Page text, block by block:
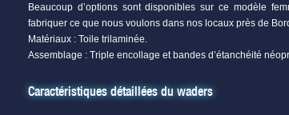
Beaucoup d’options sont disponibles sur ce modèle
fabriquer ce que nous voulons dans nos locaux près de
Matériaux : Toile trilaminée.
Assemblage : Triple encollage et bandes d’étanchéité
Caractéristiques détaillées du waders